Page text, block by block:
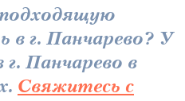
в г. Панчарево? У
Панчарево в
Свяжитесь с